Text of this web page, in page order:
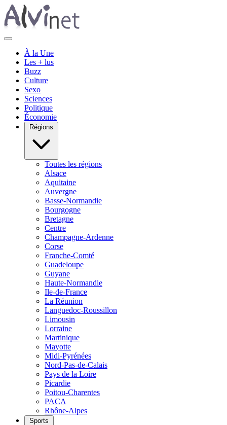
À la Une
Les + lus
Buzz
Culture
Sexo
Sciences
Politique
Économie
Régions
Toutes les régions
Alsace
Aquitaine
Auvergne
Basse-Normandie
Bourgogne
Bretagne
Centre
Champagne-Ardenne
Corse
Franche-Comté
Guadeloupe
Guyane
Haute-Normandie
Ile-de-France
La Réunion
Languedoc-Roussillon
Limousin
Lorraine
Martinique
Mayotte
Midi-Pyrénées
Nord-Pas-de-Calais
Pays de la Loire
Picardie
Poitou-Charentes
PACA
Rhône-Alpes
Sports